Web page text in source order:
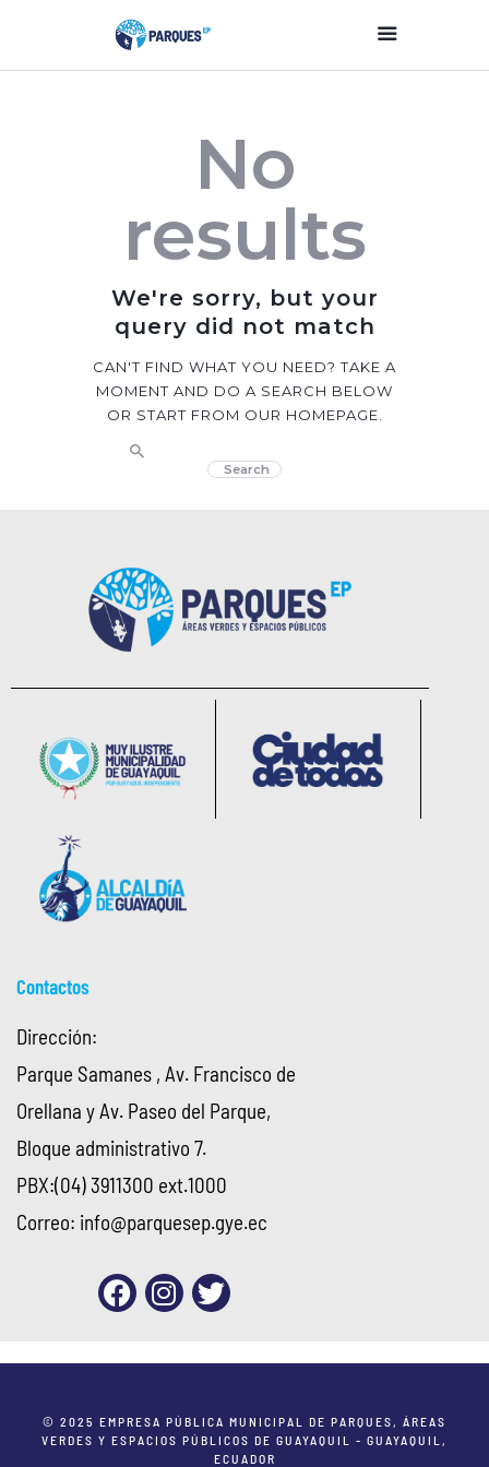
Parques Y Plazas
Participación
Ciudadana
Planificación
Transparencia
Contacto
No
results
We're sorry, but your
query did not match
CAN'T FIND WHAT YOU NEED? TAKE A
MOMENT AND DO A SEARCH BELOW
OR START FROM OUR HOMEPAGE
Contactos
Dirección:
Parque Samanes , Av. Francisco de
Orellana y Av. Paseo del Parque,
Bloque administrativo 7.
PBX:(04) 3911300 ext.1000
Correo: info@parquesep.gye.ec
© 2025 EMPRESA PÚBLICA MUNICIPAL DE PARQUES, ÁREAS
VERDES Y ESPACIOS PÚBLICOS DE GUAYAQUIL - GUAYAQUIL,
ECUADOR